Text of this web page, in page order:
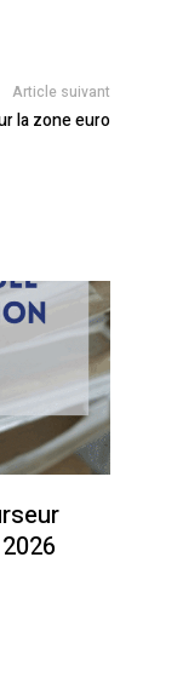
Article suivant
la zone euro